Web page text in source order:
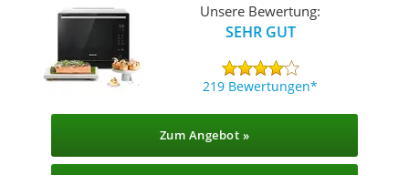
Unsere Bewertung:
SEHR GUT
219 Bewertungen
Zum Angebot »